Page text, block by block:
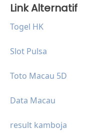
Link Alternatif
Togel HK
Slot Pulsa
Toto Macau 5D
Data Macau
result kamboja